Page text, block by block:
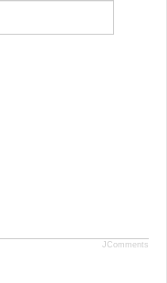
JComments